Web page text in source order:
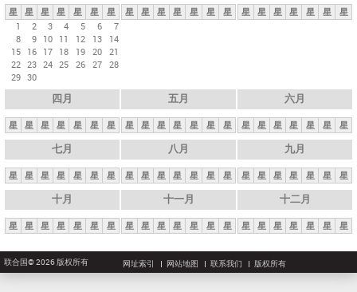
星 星 星 星 星 星
星
1
2 3 4 5 6
7
8
9 10 11 12 13
14
15 16 17 18 19 20 21
22 23 24 25 26 27 28
29 30
星 星 星 星 星 星 星 星 星 星 星 星 星 星
四月
星 星 星 星 星 星 星
五月
星 星 星 星 星 星 星
六月
星 星 星 星 星 星 星
七月
星 星 星 星 星 星 星
八月
星 星 星 星 星 星 星
九月
星 星 星 星 星 星 星
十月
星 星 星 星 星 星 星
十一月
星 星 星 星 星 星 星
十二月
星 星 星 星 星 星 星
联合国© 2026 版权所有 网址索引 网站地图 联系我们 版权所有